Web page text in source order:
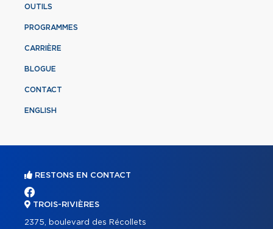
OUTILS
PROGRAMMES
CARRIÈRE
BLOGUE
CONTACT
ENGLISH
RESTONS EN CONTACT
TROIS-RIVIÈRES
2375, boulevard des Récollets